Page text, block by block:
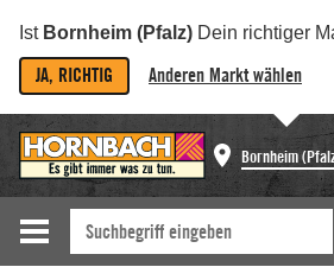
Ist Bornheim (Pfalz) Dein richtiger
JA, RICHTIG Anderen Markt wählen
Bornheim